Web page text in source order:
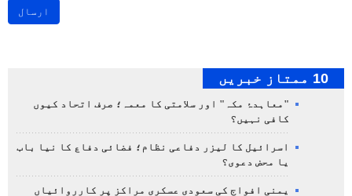
ارسال
10 ممتاز خبریں
"معاہدۂ مکہ" اور سلامتی کا معمہ؛ صرف اتحاد کیوں
کافی نہیں؟
اسرائیل کا لیزر دفاعی نظام؛ فضائی دفاع کا نیا باب
یا محض دعوی؟
یمنی افواج کی سعودی عسکری مراکز پر کارروائیاں